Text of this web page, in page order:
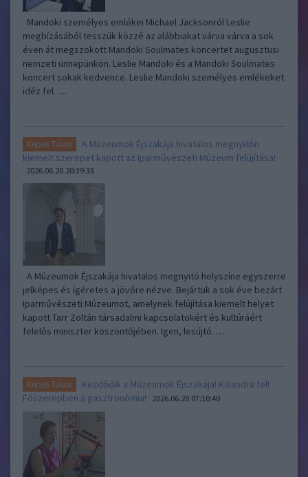
Mandoki személyes emlékei Michael Jacksonról Leslie
megbízásából tesszük közzé az alábbiakat várva várva a sok
éven át megszokott Mandoki Soulmates koncertet augusztusi
nemzeti ünnepünkön. Leslie Mandoki és a Mandoki Soulmates
koncert sokak kedvence. Leslie Mandoki személyes emlékeket
idéz fel…..
Képes Tükör
A Múzeumok Éjszakája hivatalos megnyitón
kiemelt szerepet kapott az Iparművészeti Múzeum felújítása!
2026.06.20 20:39:33
A Múzeumok Éjszakája hivatalos megnyitó helyszíne egyszerre
jelképes és ígéretes a jövőre nézve. Bejártuk a sok éve bezárt
Iparművészeti Múzeumot, amelynek felújítása kiemelt helyet
kapott Tarr Zoltán társadalmi kapcsolatokért és kultúráért
felelős miniszter köszöntőjében. Igen, lesújtó…..
Képes Tükör
Kezdődik a Múzeumok Éjszakája! Kalandra fel!
Főszerepben a gasztronómia!
2026.06.20 07:10:40